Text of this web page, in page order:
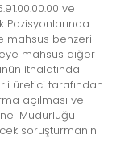
ve
Pozisyonlarında
mahsus benzeri
mahsus diğer
ithalatında
üretici tarafından
açılması ve
Müdürlüğü
soruşturmanın